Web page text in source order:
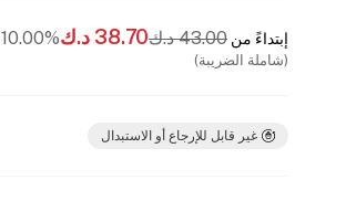
إبتداءً من 43.00 د.ك38.70 د.ك10.00%-
(شاملة الضريبة)
غير قابل للإرجاع أو الاستبدال